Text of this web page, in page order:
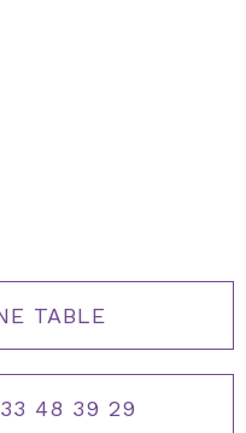
TABLE
48 39 29